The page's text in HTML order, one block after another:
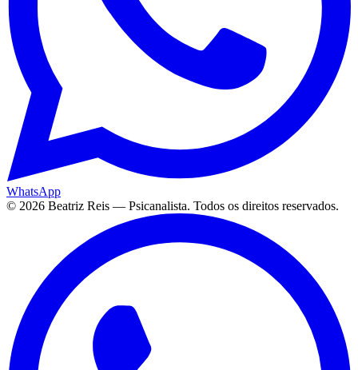
WhatsApp
© 2026 Beatriz Reis — Psicanalista. Todos os direitos reservados.